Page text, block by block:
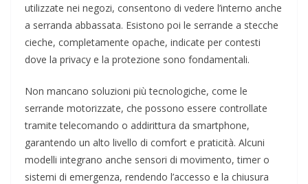
utilizzate nei negozi, consentono di vedere l’interno anche
a serranda abbassata. Esistono poi le serrande a stecche
cieche, completamente opache, indicate per contesti
dove la privacy e la protezione sono fondamentali.
Non mancano soluzioni più tecnologiche, come le
serrande motorizzate, che possono essere controllate
tramite telecomando o addirittura da smartphone,
garantendo un alto livello di comfort e praticità. Alcuni
modelli integrano anche sensori di movimento, timer o
sistemi di emergenza, rendendo l’accesso e la chiusura